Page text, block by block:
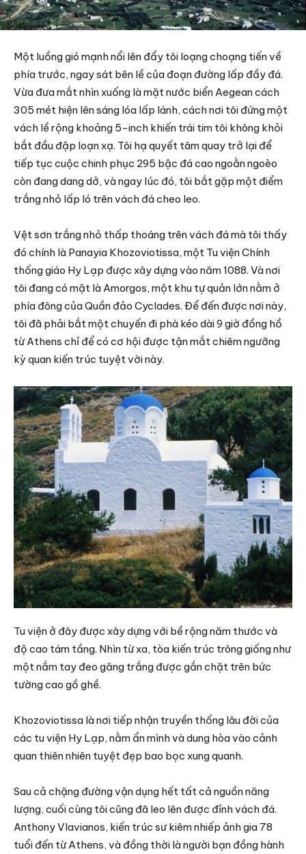
Một luồng gió mạnh nổi lên đẩy tôi loạng choạng tiến về
phía trước, ngay sát bên lề của đoạn đường lấp đầy đá.
Vừa đưa mắt nhìn xuống là mặt nước biển Aegean cách
305 mét hiện lên sáng lóa lấp lánh, cách nơi tôi đứng một
vách lề rộng khoảng 5-inch khiến trái tim tôi không khỏi
bắt đầu đập loạn xạ. Tôi hạ quyết tâm quay trở lại để
tiếp tục cuộc chinh phục 295 bậc đá cao ngoằn ngoèo
còn đang dang dở, và ngay lúc đó, tôi bắt gặp một điểm
trắng nhỏ lấp ló trên vách đá cheo leo.
Vệt sơn trắng nhỏ thấp thoáng trên vách đá mà tôi thấy
đó chính là Panayia Khozoviotissa, một Tu viện Chính
thống giáo Hy Lạp được xây dựng vào năm 1088. Và nơi
tôi đang có mặt là Amorgos, một khu tự quản lớn nằm ở
phía đông của Quần đảo Cyclades. Để đến được nơi này,
tôi đã phải bắt một chuyến đi phà kéo dài 9 giờ đồng hồ
từ Athens chỉ để có cơ hội được tận mắt chiêm ngưỡng
kỳ quan kiến ​​trúc tuyệt vời này.
Tu viện ở đây được xây dựng với bề rộng năm thước và
độ cao tám tầng. Nhìn từ xa, tòa kiến trúc trông giống như
một nắm tay đeo găng trắng được gắn chặt trên bức
tường cao gồ ghề.
Khozoviotissa là nơi tiếp nhận truyền thống lâu đời của
các tu viện Hy Lạp, nằm ẩn mình và dung hòa vào cảnh
quan thiên nhiên tuyệt đẹp bao bọc xung quanh.
Sau cả chặng đường vận dụng hết tất cả nguồn năng
lượng, cuối cùng tôi cũng đã leo lên được đỉnh vách đá.
Anthony Vlavianos, kiến ​​trúc sư kiêm nhiếp ảnh gia 78
tuổi đến từ Athens, và đồng thời là người bạn đồng hành